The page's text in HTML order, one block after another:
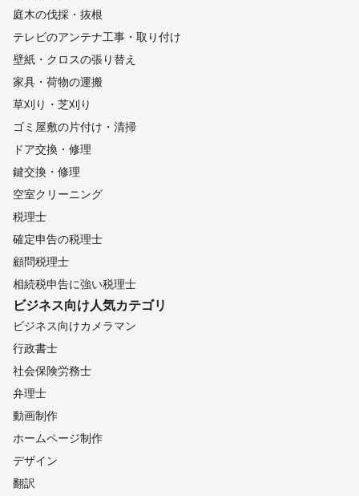
庭木の伐採・抜根
テレビのアンテナ工事・取り付け
壁紙・クロスの張り替え
家具・荷物の運搬
草刈り・芝刈り
ゴミ屋敷の片付け・清掃
ドア交換・修理
鍵交換・修理
空室クリーニング
税理士
確定申告の税理士
顧問税理士
相続税申告に強い税理士
ビジネス向け人気カテゴリ
ビジネス向けカメラマン
行政書士
社会保険労務士
弁理士
動画制作
ホームページ制作
デザイン
翻訳